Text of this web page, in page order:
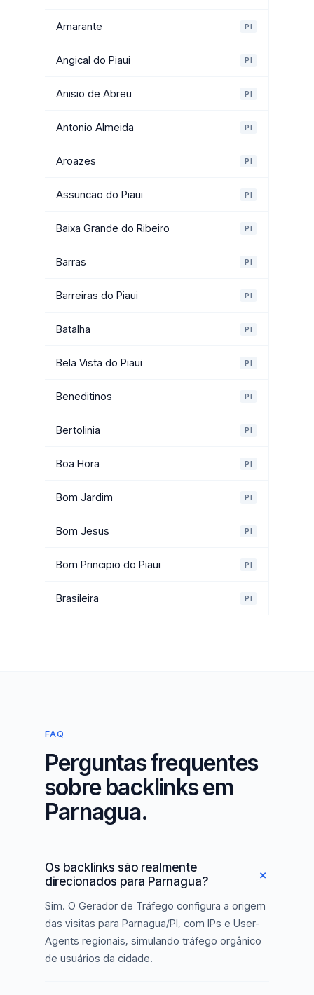
Amarante PI
Angical do Piaui PI
Anisio de Abreu PI
Antonio Almeida PI
Aroazes PI
Assuncao do Piaui PI
Baixa Grande do Ribeiro PI
Barras PI
Barreiras do Piaui PI
Batalha PI
Bela Vista do Piaui PI
Beneditinos PI
Bertolinia PI
Boa Hora PI
Bom Jardim PI
Bom Jesus PI
Bom Principio do Piaui PI
Brasileira PI
FAQ
Perguntas frequentes
sobre backlinks em
Parnagua.
Os backlinks são realmente
direcionados para Parnagua?
Sim. O Gerador de Tráfego configura a origem
das visitas para Parnagua/PI, com IPs e User-
Agents regionais, simulando tráfego orgânico
de usuários da cidade.